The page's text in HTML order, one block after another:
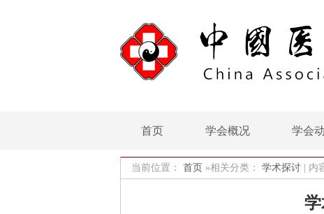
首页 学会概况 学会
当前位置： 首页 »相关分类： 学术探讨 内